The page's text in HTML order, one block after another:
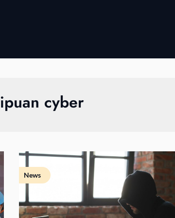
cyber
News